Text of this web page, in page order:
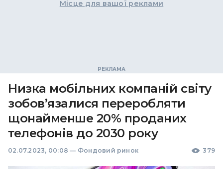
Місце для вашої реклами
Низка мобільних компаній світу
зобов’язалися переробляти
щонайменше 20% проданих
телефонів до 2030 року
02.07.2023, 00:08 — Фондовий ринок 379